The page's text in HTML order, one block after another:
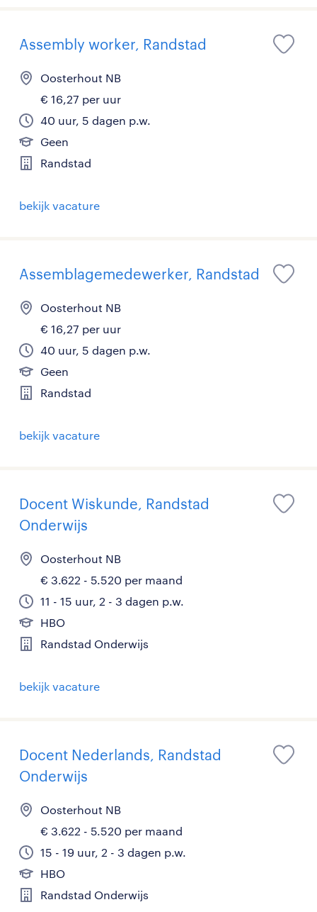
Assembly worker, Randstad
Oosterhout NB
€ 16,27 per uur
40 uur, 5 dagen p.w.
Geen
Randstad
bekijk vacature
Assemblagemedewerker, Randstad
Oosterhout NB
€ 16,27 per uur
40 uur, 5 dagen p.w.
Geen
Randstad
bekijk vacature
Docent Wiskunde, Randstad
Onderwijs
Oosterhout NB
€ 3.622 - 5.520 per maand
11 - 15 uur, 2 - 3 dagen p.w.
HBO
Randstad Onderwijs
bekijk vacature
Docent Nederlands, Randstad
Onderwijs
Oosterhout NB
€ 3.622 - 5.520 per maand
15 - 19 uur, 2 - 3 dagen p.w.
HBO
Randstad Onderwijs